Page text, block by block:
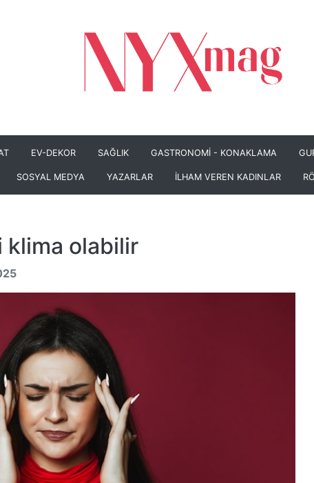
EV-DEKOR SAĞLIK GASTRONOMİ - KONAKLAMA
SOSYAL MEDYA YAZARLAR İLHAM VEREN KADINLAR
klima olabilir